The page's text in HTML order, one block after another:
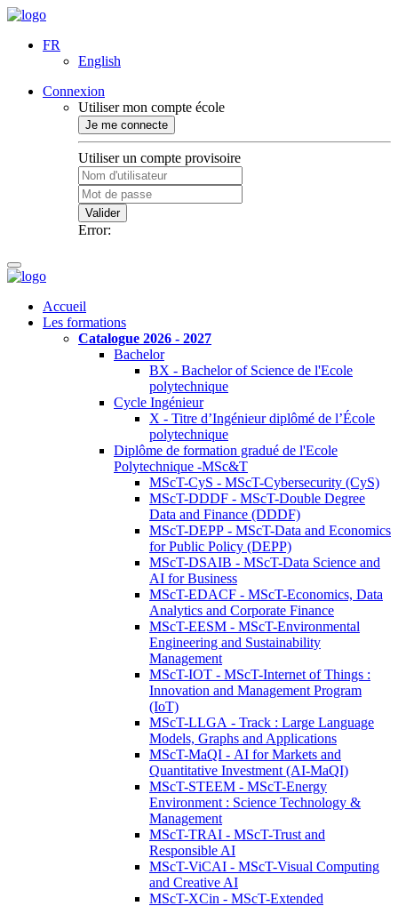
FR
English
Connexion
Utiliser mon compte école
Je me connecte
Utiliser un compte provisoire
Valider
Error:
Accueil
Les formations
Catalogue 2026 - 2027
Bachelor
BX - Bachelor of Science de l'Ecole
polytechnique
Cycle Ingénieur
X - Titre d’Ingénieur diplômé de l’École
polytechnique
Diplôme de formation gradué de l'Ecole
Polytechnique -MSc&T
MScT-CyS - MScT-Cybersecurity (CyS)
MScT-DDDF - MScT-Double Degree
Data and Finance (DDDF)
MScT-DEPP - MScT-Data and Economics
for Public Policy (DEPP)
MScT-DSAIB - MScT-Data Science and
AI for Business
MScT-EDACF - MScT-Economics, Data
Analytics and Corporate Finance
MScT-EESM - MScT-Environmental
Engineering and Sustainability
Management
MScT-IOT - MScT-Internet of Things :
Innovation and Management Program
(IoT)
MScT-LLGA - Track : Large Language
Models, Graphs and Applications
MScT-MaQI - AI for Markets and
Quantitative Investment (AI-MaQI)
MScT-STEEM - MScT-Energy
Environment : Science Technology &
Management
MScT-TRAI - MScT-Trust and
Responsible AI
MScT-ViCAI - MScT-Visual Computing
and Creative AI
MScT-XCin - MScT-Extended